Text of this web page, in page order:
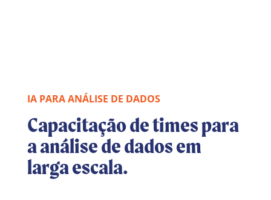
IA PARA ANÁLISE DE DADOS
Capacitação de times para
a análise de dados em
larga escala.